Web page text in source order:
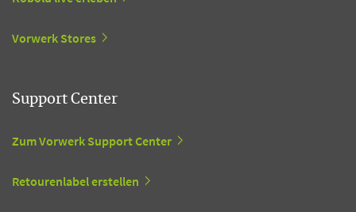
Vorwerk Stores
Support Center
Zum Vorwerk Support Center
Retourenlabel erstellen